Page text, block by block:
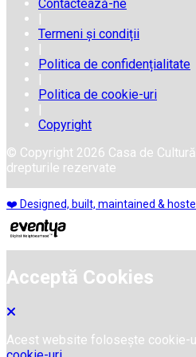
Contactează-ne
|
Termeni și condiții
|
Politica de confidențialitate
|
Politica de cookie-uri
|
Copyright
© Copyright 2026 Casa de
drepturile rezervate
❤️ Designed, built, maintained &
Acceptă Cookies
Acest website folosește cookie-